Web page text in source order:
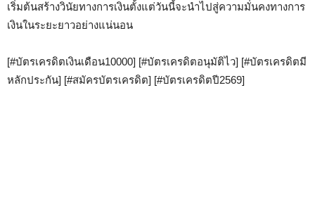
เริ่มต้นสร้างวินัยทางการเงินตั้งแต่วันนี้จะนำไปสู่ความมั่นคงทางการ
เงินในระยะยาวอย่างแน่นอน
[#บัตรเครดิตเงินเดือน10000] [#บัตรเครดิตอนุมัติไว] [#บัตรเครดิตมี
หลักประกัน] [#สมัครบัตรเครดิต] [#บัตรเครดิตปี2569]